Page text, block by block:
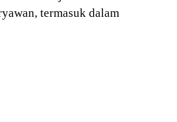
termasuk dalam